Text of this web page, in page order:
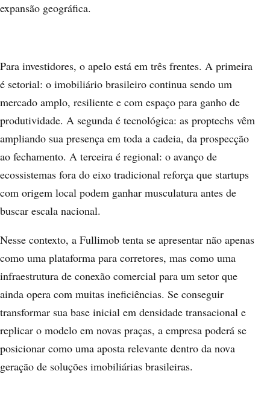
expansão geográfica.
Para investidores, o apelo está em três frentes. A primeira
é setorial: o imobiliário brasileiro continua sendo um
mercado amplo, resiliente e com espaço para ganho de
produtividade. A segunda é tecnológica: as proptechs vêm
ampliando sua presença em toda a cadeia, da prospecção
ao fechamento. A terceira é regional: o avanço de
ecossistemas fora do eixo tradicional reforça que startups
com origem local podem ganhar musculatura antes de
buscar escala nacional.
Nesse contexto, a Fullimob tenta se apresentar não apenas
como uma plataforma para corretores, mas como uma
infraestrutura de conexão comercial para um setor que
ainda opera com muitas ineficiências. Se conseguir
transformar sua base inicial em densidade transacional e
replicar o modelo em novas praças, a empresa poderá se
posicionar como uma aposta relevante dentro da nova
geração de soluções imobiliárias brasileiras.